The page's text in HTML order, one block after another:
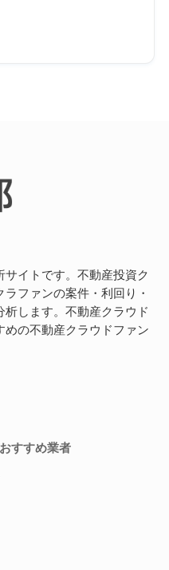
サイトです。不動産投資ク
ファンの案件・利回り・
析します。不動産クラウド
めの不動産クラウドファン
すすめ業者